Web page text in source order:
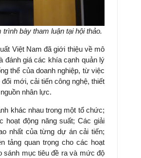
bày tham luận tại hội thảo.
Việt Nam đã giới thiệu về mô
đánh giá các khía cạnh quản lý
thể của doanh nghiệp, từ việc
mới, cải tiến công nghệ, thiết
nhân lực.
khác nhau trong một tổ chức;
động năng suất; Các giải
nhất của từng dự án cải tiến;
tảng quan trọng cho các hoạt
sánh mục tiêu đề ra và mức độ